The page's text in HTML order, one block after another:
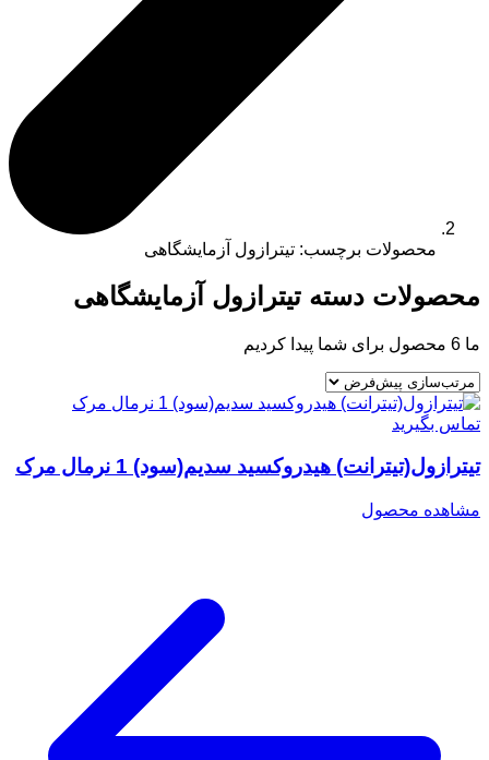
محصولات برچسب: تیترازول آزمایشگاهی
محصولات دسته تیترازول آزمایشگاهی
ما 6 محصول برای شما پیدا کردیم
تماس بگیرید
تیترازول(تیترانت) هیدروکسید سدیم(سود) 1 نرمال مرک
مشاهده محصول